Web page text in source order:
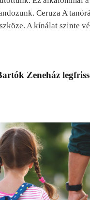
Ceruza A
A kínálat szinte
Zeneház